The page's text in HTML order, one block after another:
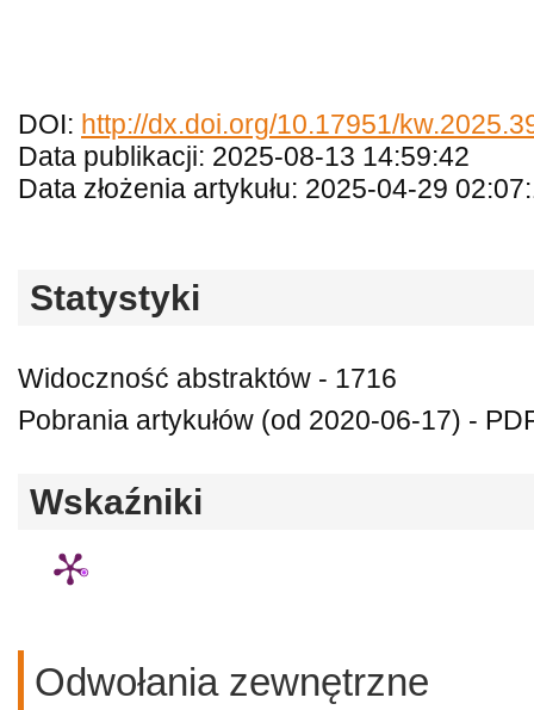
DOI: http://dx.doi.org/10.17951/
Data publikacji: 2025-08-13 14:59:42
Data złożenia artykułu: 2025-04-29
Statystyki
Widoczność abstraktów - 1716
Pobrania artykułów (od 2020-06-17) -
Wskaźniki
Odwołania zewnętrzne